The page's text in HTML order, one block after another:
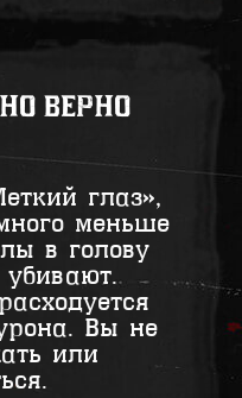
верно
глаз»,
меньше
в голову
Вы не
или